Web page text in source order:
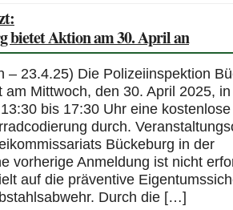
bietet Aktion am 30. April an
– 23.4.25) Die Polizeiinspektion
am Mittwoch, den 30. April 2025,
bis 17:30 Uhr eine kostenlose
durch.
Bückeburg in der
vorherige Anmeldung ist nicht
auf die präventive
Durch die […]